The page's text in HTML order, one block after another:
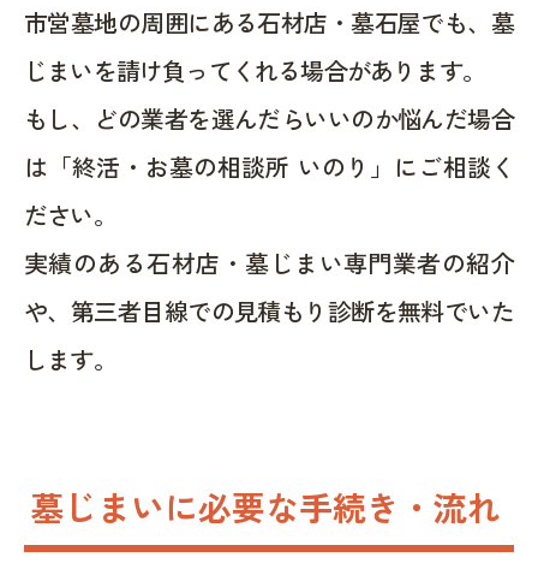
市営墓地の周囲にある石材店・墓石屋でも、墓
じまいを請け負ってくれる場合があります。
もし、どの業者を選んだらいいのか悩んだ場合
は「終活・お墓の相談所 いのり」にご相談く
ださい。
実績のある石材店・墓じまい専門業者の紹介
や、第三者目線での見積もり診断を無料でいた
します。
墓じまいに必要な手続き・流れ